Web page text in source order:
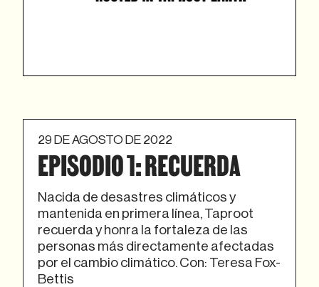
29 DE AGOSTO DE 2022
EPISODIO 1: RECUERDA
Nacida de desastres climáticos y
mantenida en primera línea, Taproot
recuerda y honra la fortaleza de las
personas más directamente afectadas
por el cambio climático. Con: Teresa Fox-
Bettis